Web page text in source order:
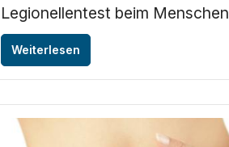
Legionellentest beim Menschen
Weiterlesen